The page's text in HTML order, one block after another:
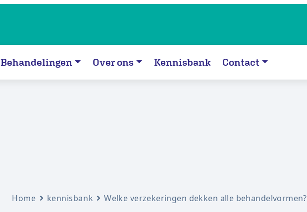
Behandelingen Over ons Kennisbank Contact
Home kennisbank Welke verzekeringen dekken alle behandelvormen?